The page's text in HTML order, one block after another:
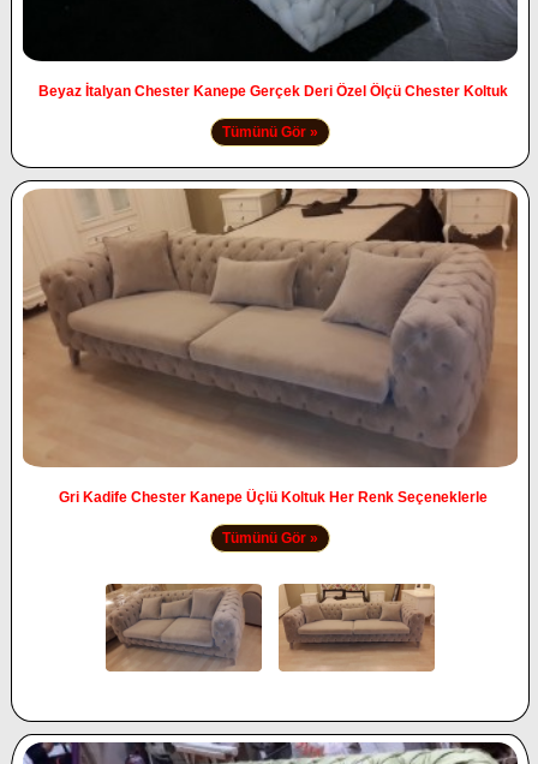
Beyaz İtalyan Chester Kanepe Gerçek Deri Özel Ölçü Chester Koltuk
Tümünü Gör »
Gri Kadife Chester Kanepe Üçlü Koltuk Her Renk Seçeneklerle
Tümünü Gör »